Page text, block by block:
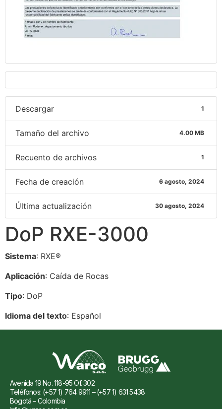
Descargar 1
Tamaño del archivo 4.00 MB
Recuento de archivos 1
Fecha de creación 6 agosto, 2024
Última actualización 30 agosto, 2024
DoP RXE-3000
Sistema: RXE®
Aplicación: Caída de Rocas
Tipo: DoP
Idioma del texto: Español
Avenida 19 No. 118-95 Of. 302
Teléfonos: (+57 1) 764 9911 – (+57 1) 631 5438
Bogotá – Colombia